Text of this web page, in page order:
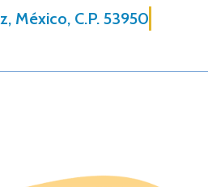
México, C.P. 53950